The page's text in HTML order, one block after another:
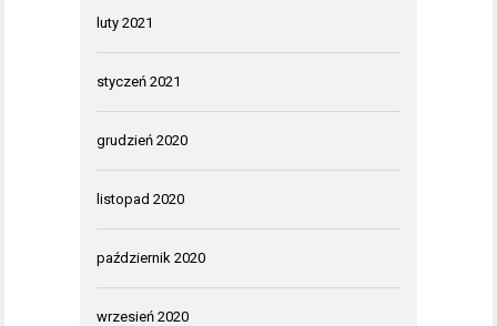
luty 2021
styczeń 2021
grudzień 2020
listopad 2020
październik 2020
wrzesień 2020